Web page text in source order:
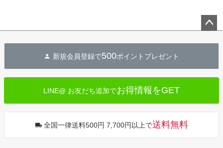
へ
新規会員登録で500ポイントプレゼント
LINE@ お友だち追加でお得情報をGET
全国一律送料500円 7,700円以上で送料無料